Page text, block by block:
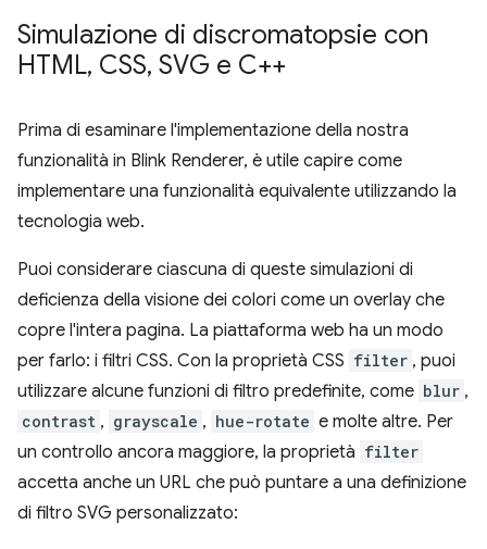
Simulazione di discromatopsie con
HTML, CSS, SVG e C++
Prima di esaminare l'implementazione della nostra
funzionalità in Blink Renderer, è utile capire come
implementare una funzionalità equivalente utilizzando la
tecnologia web.
Puoi considerare ciascuna di queste simulazioni di
deficienza della visione dei colori come un overlay che
copre l'intera pagina. La piattaforma web ha un modo
per farlo: i filtri CSS. Con la proprietà CSS filter , puoi
utilizzare alcune funzioni di filtro predefinite, come blur ,
contrast , grayscale , hue-rotate e molte altre. Per
un controllo ancora maggiore, la proprietà filter
accetta anche un URL che può puntare a una definizione
di filtro SVG personalizzato: